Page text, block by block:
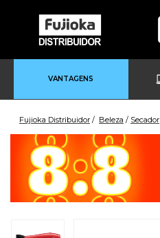
VANTAGENS
Fujioka Distribuidor Beleza Secador